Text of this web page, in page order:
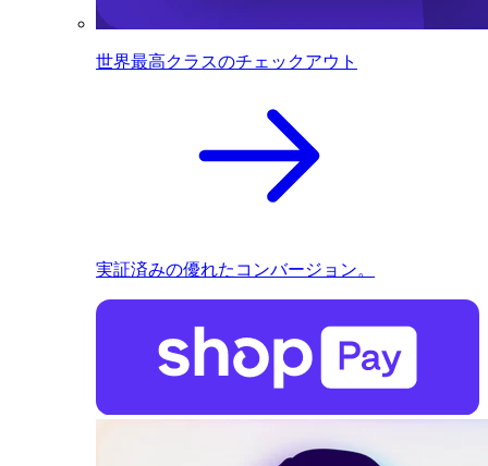
世界最高クラスのチェックアウト
実証済みの優れたコンバージョン。